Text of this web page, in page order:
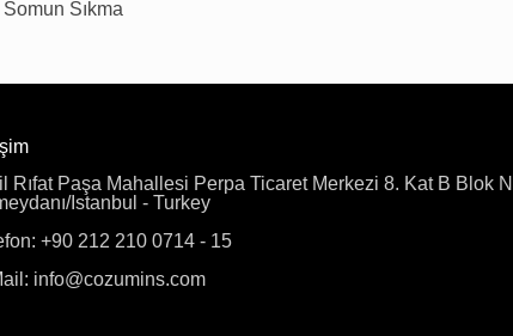
Sıkma
Rıfat Paşa Mahallesi Perpa Ticaret Merkezi 8. Kat B Blok
Istanbul - Turkey
+90 212 210 0714 - 15
info@cozumins.com